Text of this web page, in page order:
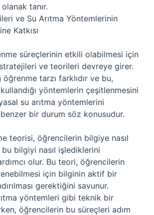
tanır.
ve Su Arıtma Yöntemlerinin
Katkısı
süreçlerinin etkili olabilmesi için
ve teorileri devreye girer.
tarzı farklıdır ve bu,
yöntemlerin çeşitlenmesini
su arıtma yöntemlerini
bir durum söz konusudur.
teorisi, öğrencilerin bilgiye nasıl
bu bilgiyi nasıl işlediklerini
olur. Bu teori, öğrencilerin
için bilginin aktif bir
gerektiğini savunur.
yöntemleri gibi teknik bir
öğrencilerin bu süreçleri adım